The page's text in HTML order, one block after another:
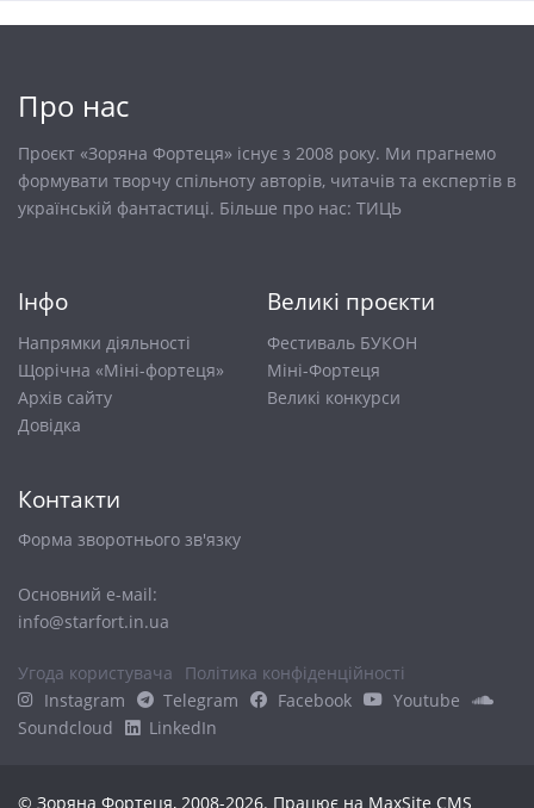
Про нас
Проєкт «Зоряна Фортеця» існує з 2008 року. Ми прагнемо
формувати творчу спільноту авторів, читачів та експертів в
українській фантастиці. Більше про нас: ТИЦЬ
Інфо
Напрямки діяльності
Щорічна «Міні-фортеця»
Архів сайту
Довiдка
Великі проєкти
Фестиваль БУКОН
Міні-Фортеця
Великі конкурси
Контакти
Форма зворотнього зв'язку
Основний е-маіl:
info@starfort.in.ua
Угода користувача
Політика конфіденційності
Instagram
Telegram Facebook
Youtube
Soundcloud
LinkedIn
© Зоряна Фортеця, 2008-2026. Працює на MaxSite CMS